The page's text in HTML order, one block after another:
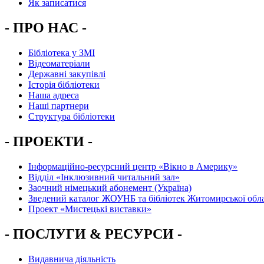
Як записатися
- ПРО НАС -
Бібліотека у ЗМІ
Відеоматеріали
Державні закупівлі
Історія бібліотеки
Наша адреса
Наші партнери
Структура бібліотеки
- ПРОЕКТИ -
Інформаційно-ресурсний центр «Вікно в Америку»
Вiддiл «Інклюзивний читальний зал»
Заочний німецький абонемент (Україна)
Зведений каталог ЖОУНБ та бібліотек Житомирської
Проект «Мистецькі виставки»
- ПОСЛУГИ & РЕСУРСИ -
Видавнича діяльність